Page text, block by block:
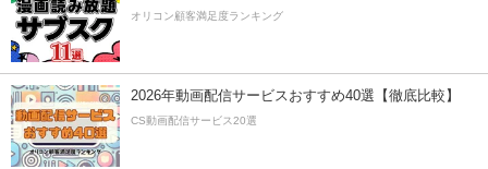
オリコン顧客満足度ランキング
2026年動画配信サービスおすすめ40選【徹底比較】
CS動画配信サービス20選